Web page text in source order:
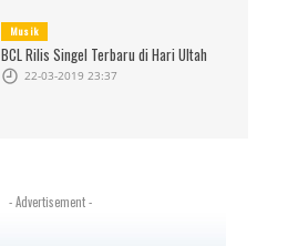
Musik
BCL Rilis Singel Terbaru di Hari Ultah
22-03-2019 23:37
- Advertisement -